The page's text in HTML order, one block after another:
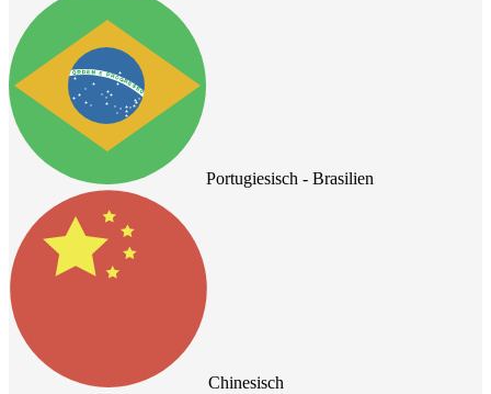
Portugiesisch - Brasilien
Chinesisch